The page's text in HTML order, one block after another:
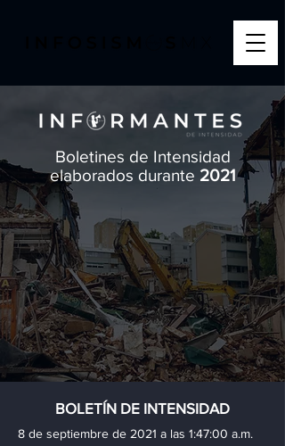
Boletines de Intensidad
elaborados durante 2021
BOLETÍN DE INTENSIDAD
8 de septiembre de 2021 a las 1:47:00 a.m.